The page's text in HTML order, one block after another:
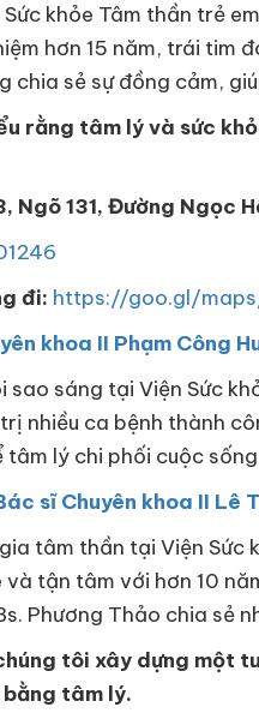
khỏe Tâm thần trẻ
hơn 15 năm, trái tim
chia sẻ sự đồng cảm,
rằng tâm lý và sức
Ngõ 131, Đường Ngọc
đi: https://goo.gl/maps/
khoa II Phạm Công
sao sáng tại Viện Sức
nhiều ca bệnh thành
tâm lý chi phối cuộc
sĩ Chuyên khoa II Lê
tâm thần tại Viện Sức
tận tâm với hơn 10
Phương Thảo chia sẻ
tôi xây dựng một
tâm lý.